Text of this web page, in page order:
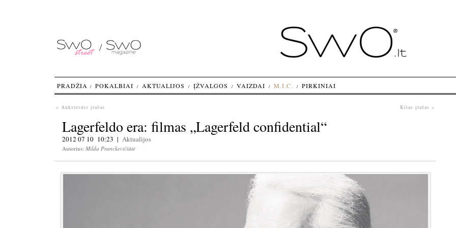
« Ankstesnis įrašas Kitas įrašas »
Lagerfeldo era: filmas „Lagerfeld confidential“
2012 07 10 10:23 | Aktualijos
Autorius: Milda Pranckevičiūtė
PRADŽIA POKALBIAI AKTUALIJOS ĮŽVALGOS VAIZDAI M.I.C. PIRKINIAI